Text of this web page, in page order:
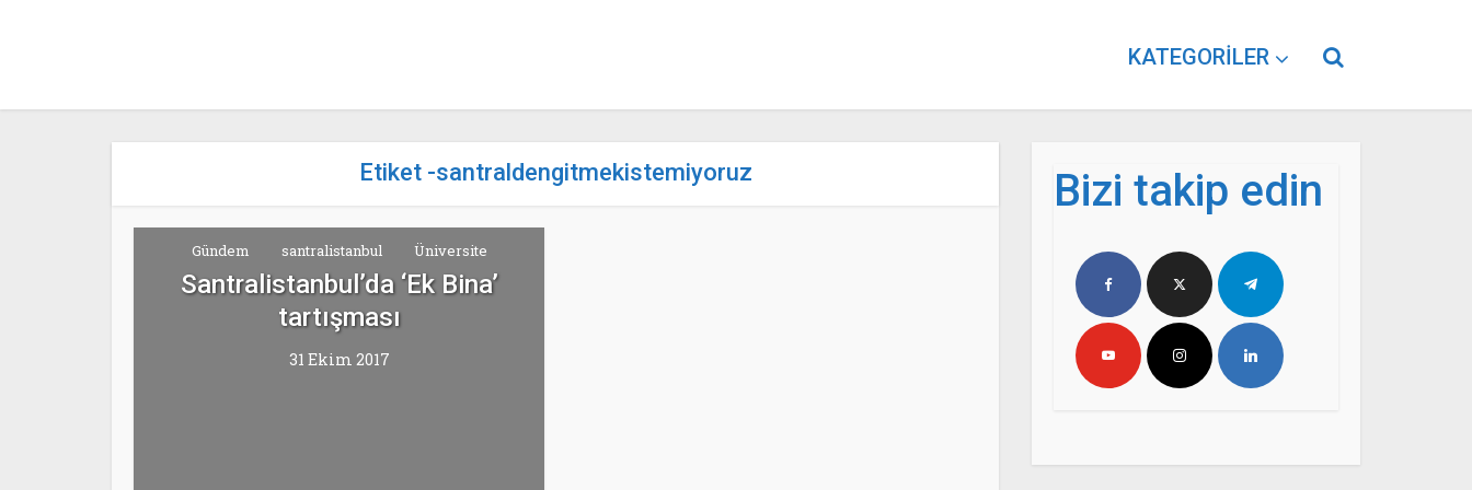
KATEGORILER
Etiket -santraldengitmekistemiyoruz
Gündem santralistanbul Üniversite
Santralistanbul’da ‘Ek Bina’
tartışması
31 Ekim 2017
Bizi takip edin